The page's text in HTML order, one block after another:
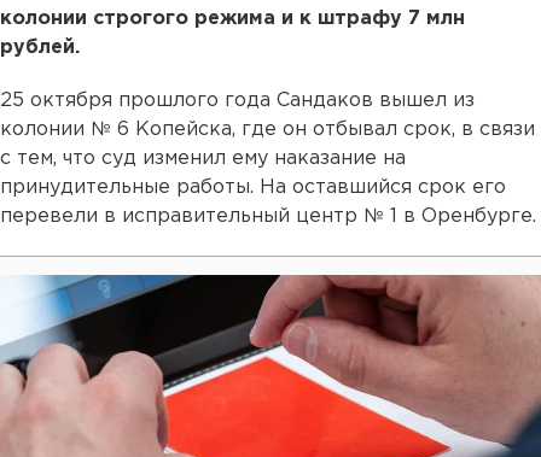
колонии строгого режима и к штрафу 7 млн
рублей.
25 октября прошлого года Сандаков вышел из
колонии № 6 Копейска, где он отбывал срок, в связи
с тем, что суд изменил ему наказание на
принудительные работы. На оставшийся срок его
перевели в исправительный центр № 1 в Оренбурге.